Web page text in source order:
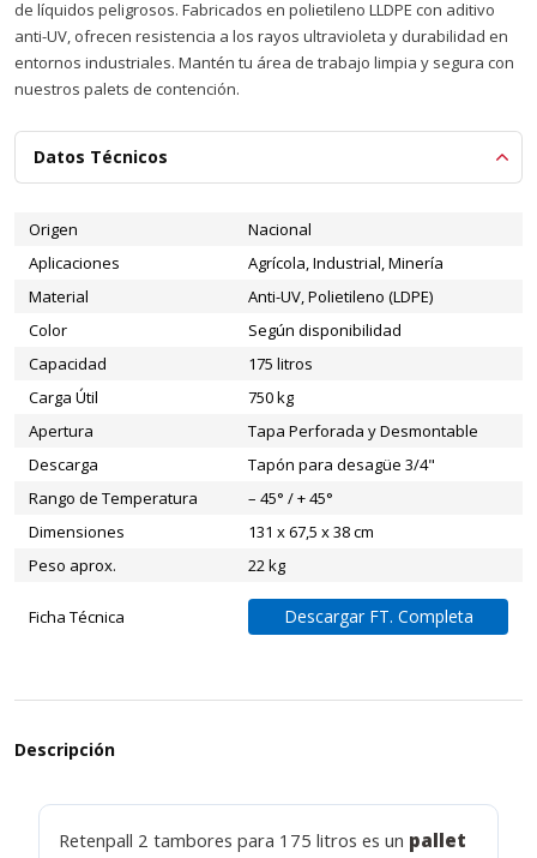
de líquidos peligrosos. Fabricados en polietileno LLDPE con aditivo
anti-UV, ofrecen resistencia a los rayos ultravioleta y durabilidad en
entornos industriales. Mantén tu área de trabajo limpia y segura con
nuestros palets de contención.
Datos Técnicos
Origen
Nacional
Aplicaciones
Agrícola, Industrial, Minería
Material
Anti-UV, Polietileno (LDPE)
Color
Según disponibilidad
Capacidad
175 litros
Carga Útil
750 kg
Apertura
Tapa Perforada y Desmontable
Descarga
Tapón para desagüe 3/4"
Rango de Temperatura
– 45° / + 45°
Dimensiones
131 x 67,5 x 38 cm
Peso aprox.
22 kg
Ficha Técnica Descargar FT. Completa
Descripción
Retenpall 2 tambores para 175 litros es un pallet